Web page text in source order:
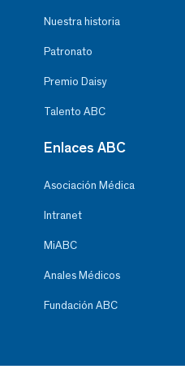
Nuestra historia
Patronato
Premio Daisy
Talento ABC
Enlaces ABC
Asociación Médica
Intranet
MiABC
Anales Médicos
Fundación ABC